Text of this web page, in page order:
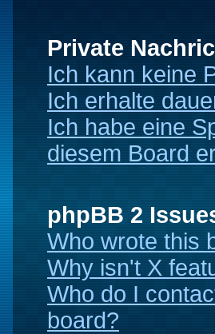
Private
Ich kann keine
Ich erhalte
Ich habe eine
diesem Board
phpBB 2
Who wrote this
Why isn't X
Who do I
board?